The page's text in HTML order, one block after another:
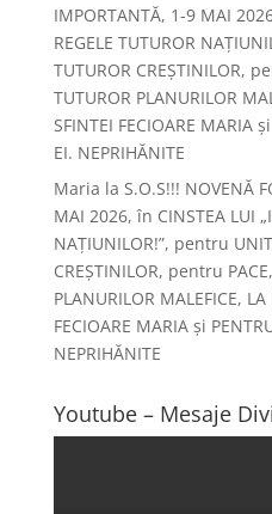
IMPORTANTĂ, 1-9 MAI
REGELE TUTUROR
TUTUROR CREȘTINILOR,
TUTUROR PLANURILOR
SFINTEI FECIOARE MARIA
EI. NEPRIHĂNITE
Maria la S.O.S!!! NOVENĂ
MAI 2026, în CINSTEA LUI
NAȚIUNILOR!”, pentru
CREȘTINILOR, pentru
PLANURILOR MALEFICE,
FECIOARE MARIA și
NEPRIHĂNITE
Youtube – Mesaje